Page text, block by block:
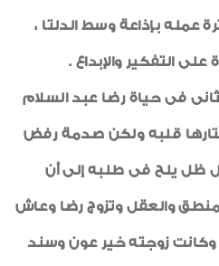
عمله بإذاعة وسط الدلتا ،
على التفكير والإبداع .
فى حياة رضا عبد السلام
قلبه ولكن صدمة رفض
ظل يلح فى طلبه إلى أن
والعقل وتزوج رضا وعاش
زوجته خير عون وسند